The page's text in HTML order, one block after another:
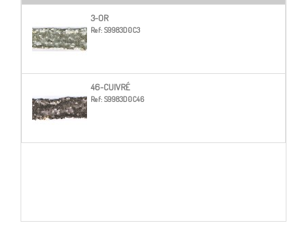
3-OR
Ref: S9983D0C3
46-CUIVRÉ
Ref: S9983D0C46